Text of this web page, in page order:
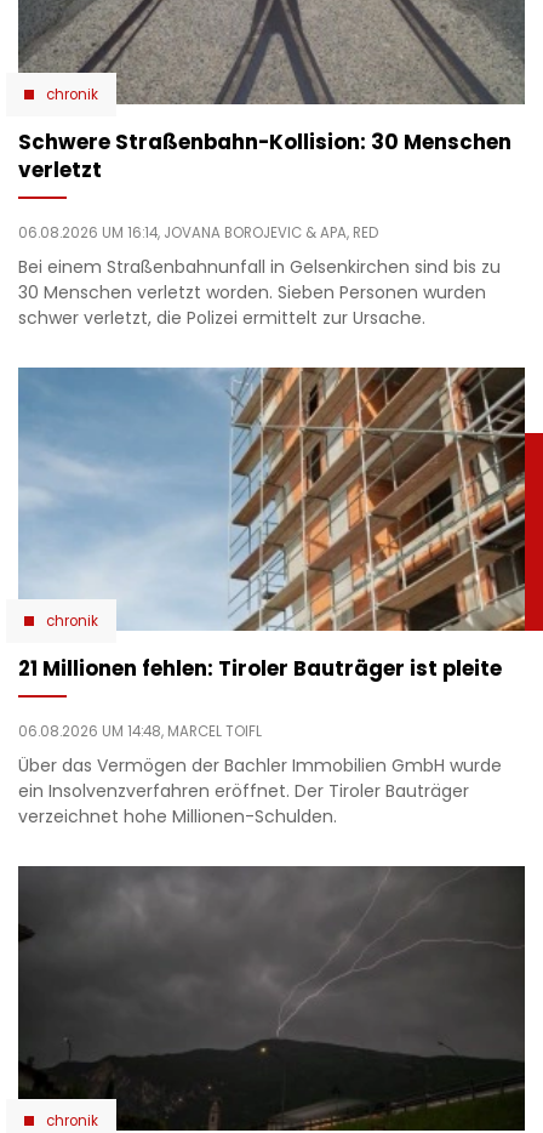
chronik
Schwere Straßenbahn-Kollision: 30 Menschen
verletzt
06.08.2026 UM 16:14, JOVANA BOROJEVIC & APA, RED
Bei einem Straßenbahnunfall in Gelsenkirchen sind bis zu
30 Menschen verletzt worden. Sieben Personen wurden
schwer verletzt, die Polizei ermittelt zur Ursache.
chronik
21 Millionen fehlen: Tiroler Bauträger ist pleite
06.08.2026 UM 14:48, MARCEL TOIFL
Über das Vermögen der Bachler Immobilien GmbH wurde
ein Insolvenzverfahren eröffnet. Der Tiroler Bauträger
verzeichnet hohe Millionen-Schulden.
chronik